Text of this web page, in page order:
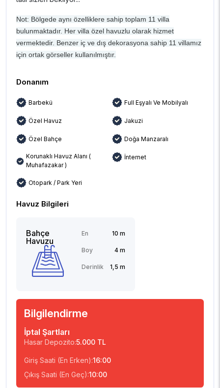
Not: Bölgede aynı özelliklere sahip toplam 11 villa
bulunmaktadır. Her villa özel havuzlu olarak hizmet
vermektedir. Benzer iç ve dış dekorasyona sahip 11 villamız
için ortak görseller kullanılmıştır.
Donanım
Barbekü Full Eşyalı Ve Mobilyalı
Özel Havuz Jakuzi
Özel Bahçe Doğa Manzaralı
Korunaklı Havuz Alanı (
Muhafazakar )
İnternet
Otopark / Park Yeri
Havuz Bilgileri
Bahçe
Havuzu
En 10 m
Boy 4 m
Derinlik 1,5 m
Bilgilendirme
İptal Şartları
Hasar Depozito:5.000 TL
Giriş Saati (En Erken):16:00
Çıkış Saati (En Geç):10:00